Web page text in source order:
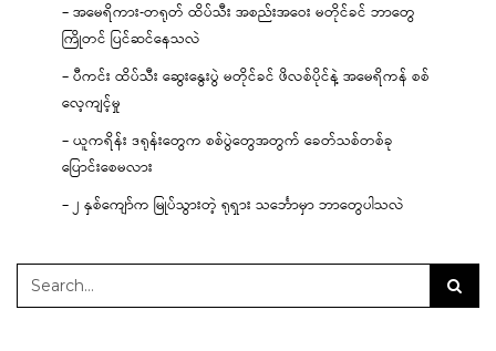
– အမေရိကား-တရုတ် ထိပ်သီး အစည်းအဝေး မတိုင်ခင် ဘာတွေ
ကြိုတင် ပြင်ဆင်နေသလဲ
– ပီကင်း ထိပ်သီး ဆွေးနွေးပွဲ မတိုင်ခင် ဖိလစ်ပိုင်နဲ့ အမေရိကန် စစ်
လေ့ကျင့်မှု
– ယူကရိန်း ဒရုန်းတွေက စစ်ပွဲတွေအတွက် ခေတ်သစ်တစ်ခု
ပြောင်းစေမလား
– ၂ နှစ်ကျော်က မြုပ်သွားတဲ့ ရုရှား သင်္ဘောမှာ ဘာတွေပါသလဲ